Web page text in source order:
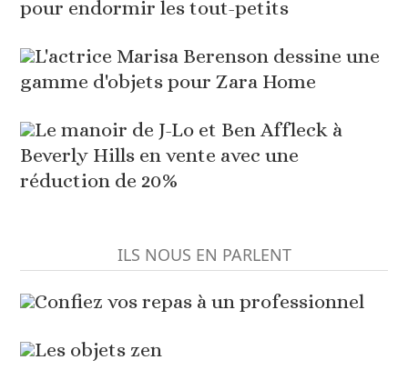
pour endormir les tout-petits
L'actrice Marisa Berenson dessine une
gamme d'objets pour Zara Home
Le manoir de J-Lo et Ben Affleck à
Beverly Hills en vente avec une
réduction de 20%
ILS NOUS EN PARLENT
Confiez vos repas à un professionnel
Les objets zen